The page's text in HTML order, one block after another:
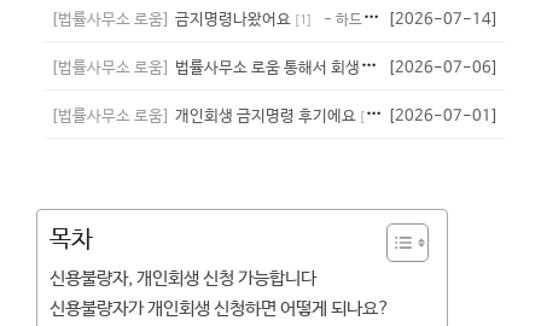
[법률사무소 로움] 금지명령나왔어요 [1 ] - 하드타임 [2026-07-14]
[법률사무소 로움] 법률사무소 로움 통해서 회생성공 [1] - 하이
[2026-07-06]
[법률사무소 로움] 개인회생 금지명령 후기에요 [1] - 라라크로포드
[2026-07-01]
목차
신용불량자, 개인회생 신청 가능합니다
신용불량자가 개인회생 신청하면 어떻게 되나요?